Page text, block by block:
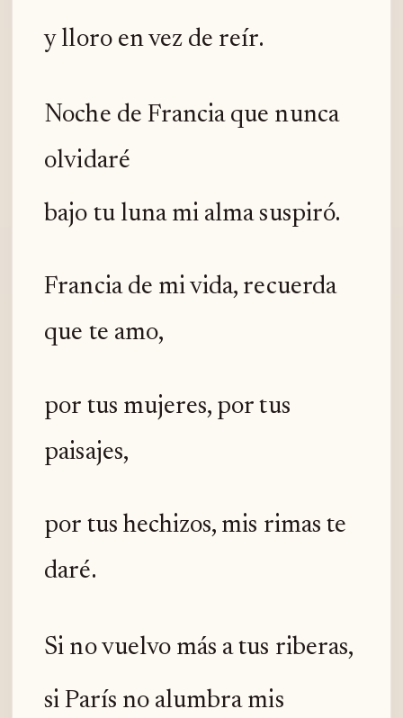
y lloro en vez de reír.
Noche de Francia que nunca
olvidaré
bajo tu luna mi alma suspiró.
Francia de mi vida, recuerda
que te amo,
por tus mujeres, por tus
paisajes,
por tus hechizos, mis rimas te
daré.
Si no vuelvo más a tus riberas,
si París no alumbra mis